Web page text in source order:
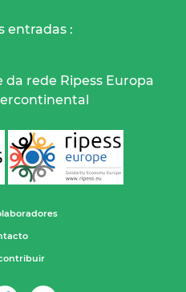
entradas :
rede Ripess Europa